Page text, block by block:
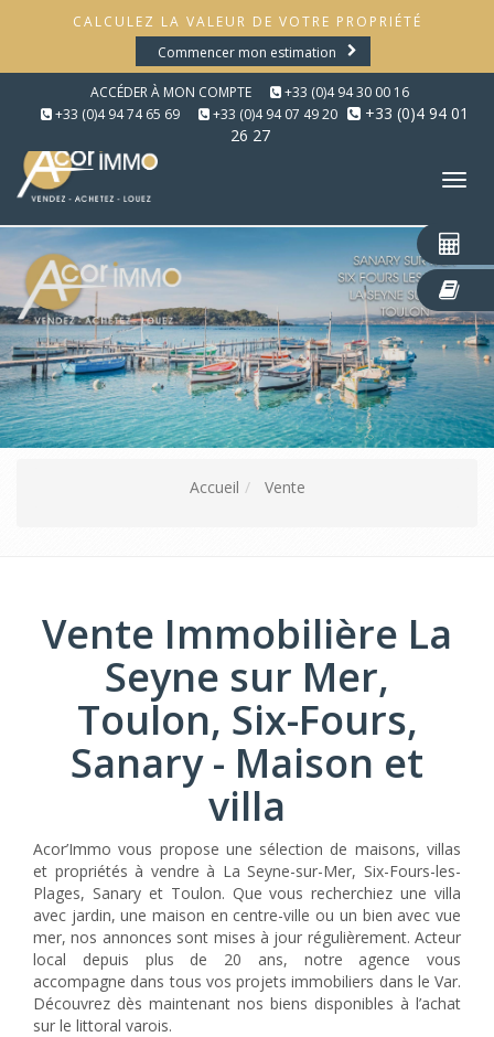
CALCULEZ LA VALEUR DE VOTRE PROPRIÉTÉ
Commencer mon estimation
ACCÉDER À MON COMPTE
+33 (0)4 94 30 00 16
+33 (0)4 94 74 65 69
+33 (0)4 94 07 49 20
+33 (0)4 94 01
26 27
Accueil Vente
Vente Immobilière La
Seyne sur Mer,
Toulon, Six-Fours,
Sanary - Maison et
villa
Acor’Immo vous propose une sélection de maisons, villas
et propriétés à vendre à La Seyne-sur-Mer, Six-Fours-les-
Plages, Sanary et Toulon. Que vous recherchiez une villa
avec jardin, une maison en centre-ville ou un bien avec vue
mer, nos annonces sont mises à jour régulièrement. Acteur
local depuis plus de 20 ans, notre agence vous
accompagne dans tous vos projets immobiliers dans le Var.
Découvrez dès maintenant nos biens disponibles à l’achat
sur le littoral varois.